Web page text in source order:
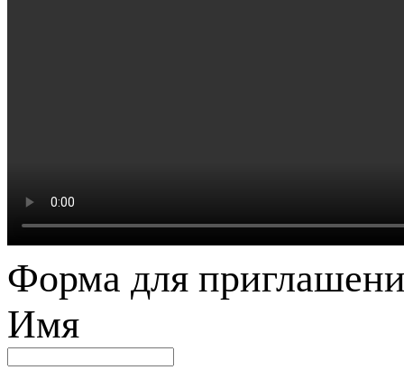
Форма для
Имя